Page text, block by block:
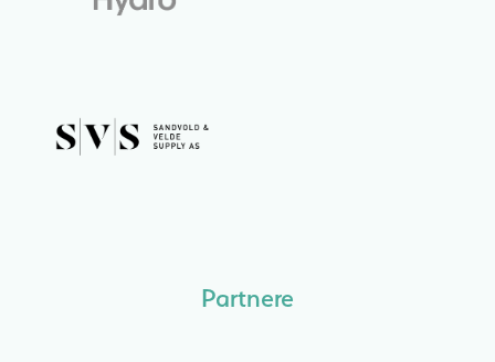
Partnere